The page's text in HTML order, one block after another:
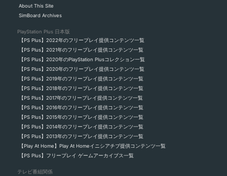
About This Site
SimBoard Archives
PlayStation Plus 日本版
【PS Plus】2022年のフリープレイ提供コンテンツ一覧
【PS Plus】2021年のフリープレイ提供コンテンツ一覧
【PS Plus】2020年のPlayStation Plusコレクション一覧
【PS Plus】2020年のフリープレイ提供コンテンツ一覧
【PS Plus】2019年のフリープレイ提供コンテンツ一覧
【PS Plus】2018年のフリープレイ提供コンテンツ一覧
【PS Plus】2017年のフリープレイ提供コンテンツ一覧
【PS Plus】2016年のフリープレイ提供コンテンツ一覧
【PS Plus】2015年のフリープレイ提供コンテンツ一覧
【PS Plus】2014年のフリープレイ提供コンテンツ一覧
【PS Plus】2013年のフリープレイ提供コンテンツ一覧
【Play At Home】Play At Homeイニシアチブ提供コンテンツ一覧
【PS Plus】フリープレイ ゲームアーカイブス一覧
テレビ番組関係